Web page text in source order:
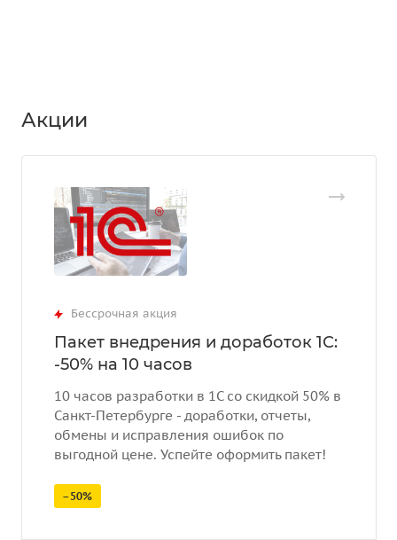
Акции
Бессрочная акция
Пакет внедрения и доработок 1С:
-50% на 10 часов
10 часов разработки в 1С со скидкой 50% в
Санкт-Петербурге - доработки, отчеты,
обмены и исправления ошибок по
выгодной цене. Успейте оформить пакет!
–50%